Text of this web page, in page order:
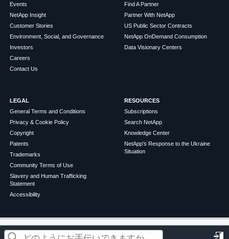
この記事は役に立ちましたか？
Events
NetApp Insight
Customer Stories
Environment, Social, and Governance
Investors
Careers
Contact Us
Find A Partner
Partner With NetApp
US Public Sector Contracts
NetApp OnDemand Consumption
Data Visionary Centers
LEGAL
General Terms and Conditions
Privacy & Cookie Policy
Copyright
Patents
Trademarks
Community Terms of Use
Slavery and Human Trafficking
Statement
Accessibility
RESOURCES
Subscriptions
Search NetApp
Knowledge Center
NetApp's Response to the Ukraine
Situation
©2026NetApp English Terms of Use
Privacy Policy